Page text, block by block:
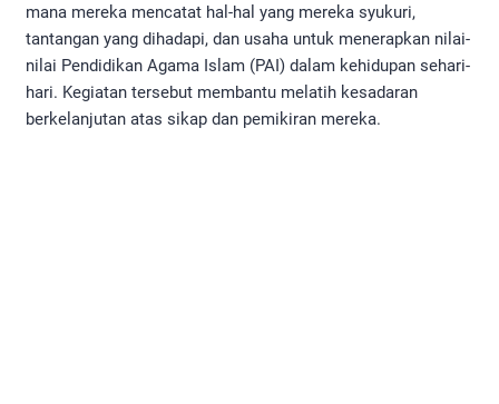
mana mereka mencatat hal-hal yang mereka syukuri,
tantangan yang dihadapi, dan usaha untuk menerapkan nilai-
nilai Pendidikan Agama Islam (PAI) dalam kehidupan sehari-
hari. Kegiatan tersebut membantu melatih kesadaran
berkelanjutan atas sikap dan pemikiran mereka.